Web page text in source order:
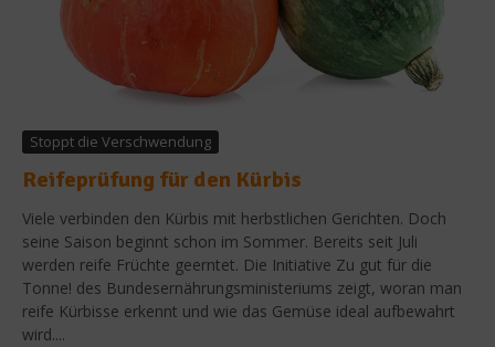
Stoppt die Verschwendung
Reifeprüfung für den Kürbis
Viele verbinden den Kürbis mit herbstlichen Gerichten. Doch
seine Saison beginnt schon im Sommer. Bereits seit Juli
werden reife Früchte geerntet. Die Initiative Zu gut für die
Tonne! des Bundesernährungsministeriums zeigt, woran man
reife Kürbisse erkennt und wie das Gemüse ideal aufbewahrt
wird....